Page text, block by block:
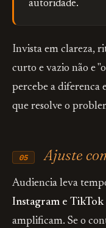
autoridade.
Invista em clareza,
curto e vazio não e
percebe a diferenca
que resolve o
05 Ajuste
Audiencia leva
Instagram e TikTok
amplificam. Se o